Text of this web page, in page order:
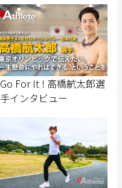
Go For It ! 高橋航太郎選
手インタビュー